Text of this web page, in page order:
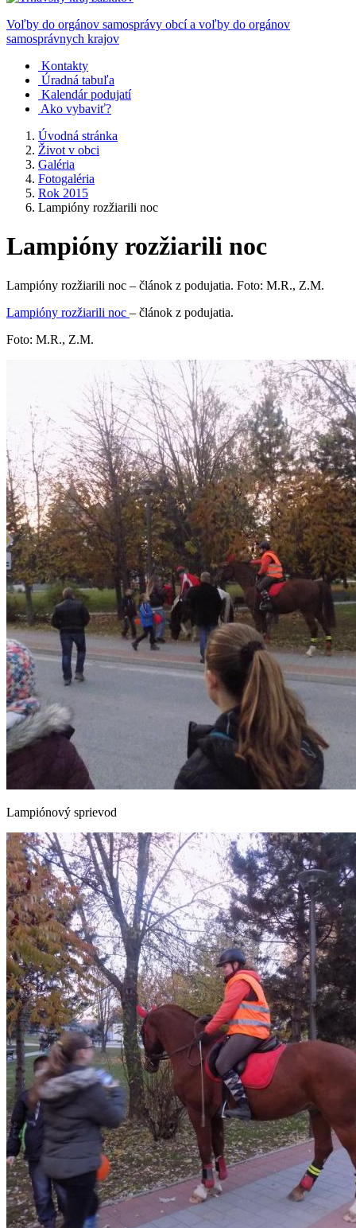
Voľby do orgánov samosprávy obcí a voľby do orgánov
samosprávnych krajov
Kontakty
Úradná tabuľa
Kalendár podujatí
Ako vybaviť?
Úvodná stránka
Život v obci
Galéria
Fotogaléria
Rok 2015
Lampióny rozžiarili noc
Lampióny rozžiarili noc
Lampióny rozžiarili noc – článok z podujatia. Foto: M.R., Z.M.
Lampióny rozžiarili noc – článok z podujatia.
Foto: M.R., Z.M.
Lampiónový sprievod